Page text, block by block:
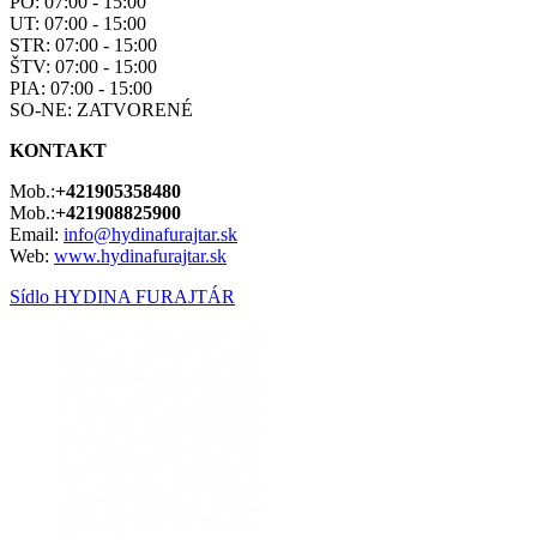
UT: 07:00 - 15:00
STR: 07:00 - 15:00
ŠTV: 07:00 - 15:00
PIA: 07:00 - 15:00
SO-NE: ZATVORENÉ
KONTAKT
Mob.:+421905358480
Mob.:+421908825900
Email: info@hydinafurajtar.sk
Web: www.hydinafurajtar.sk
Sídlo HYDINA FURAJTÁR